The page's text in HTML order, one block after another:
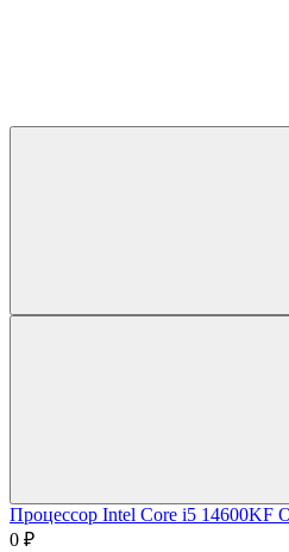
Процессор Intel Core i5 14600KF
0 ₽